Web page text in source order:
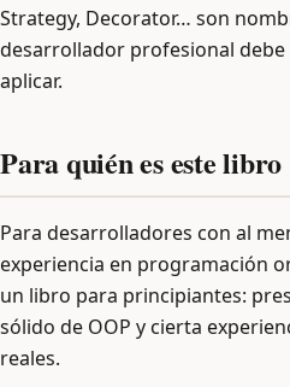
Strategy, Decorator… son
desarrollador profesional
aplicar.
Para quién es este libro
Para desarrolladores con al
experiencia en programación
un libro para principiantes:
sólido de OOP y cierta
reales.